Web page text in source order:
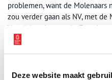
Deze website maakt
problemen, want de Molenaars
zou verder gaan als NV, met de
Vanuit hun kantoor in Zaandam
gemeente had wel als
en won het de KNVB-beker.